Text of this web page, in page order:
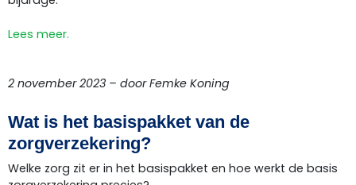
Lees meer.
2 november 2023 – door Femke Koning
Wat is het basispakket van de
zorgverzekering?
Welke zorg zit er in het basispakket en hoe werkt de basis